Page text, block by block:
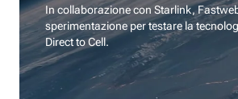
In collaborazione con Starlink,
sperimentazione per testare la
Direct to Cell.